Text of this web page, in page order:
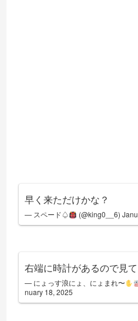
早く来ただけかな？
— スペード♤ (@king0__6)
右端に時計があるので見
— にょっす浪にょ、にょまれ〜
nuary 18, 2025